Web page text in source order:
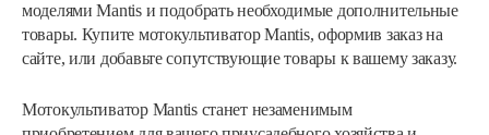
моделями Mantis и подобрать необходимые дополнительные
товары. Купите мотокультиватор Mantis, оформив заказ на
сайте, или добавьте сопутствующие товары к вашему заказу.
Мотокультиватор Mantis станет незаменимым
Мотокультиватор Champion ВC 6712